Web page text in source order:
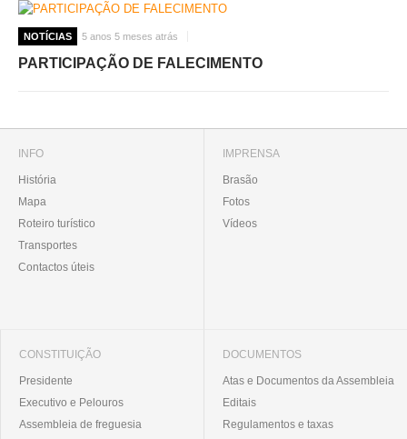
NOTÍCIAS 5 anos 5 meses atrás
PARTICIPAÇÃO DE FALECIMENTO
INFO
História
Mapa
Roteiro turístico
Transportes
Contactos úteis
IMPRENSA
Brasão
Fotos
Vídeos
CONSTITUIÇÃO
Presidente
Executivo e Pelouros
Assembleia de freguesia
DOCUMENTOS
Atas e Documentos da Assembleia
Editais
Regulamentos e taxas